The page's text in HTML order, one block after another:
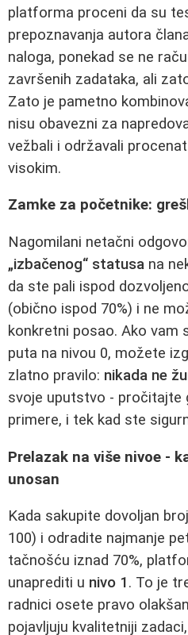
platforma proceni da su
prepoznavanja autora
naloga, ponekad se ne
završenih zadataka, ali
Zato je pametno
nisu obavezni za
vežbali i održavali
visokim.
Zamke za početnike:
Nagomilani netačni
„izbačenog“ statusa na
da ste pali ispod
(obično ispod 70%) i ne
konkretni posao. Ako vam
puta na nivou 0, možete
zlatno pravilo: nikada ne
svoje uputstvo - pročitajte
primere, i tek kad ste
Prelazak na više nivoe -
unosan
Kada sakupite dovoljan
100) i odradite najmanje
tačnošću iznad 70%,
unaprediti u nivo 1. To je
radnici osete pravo
pojavljuju kvalitetniji